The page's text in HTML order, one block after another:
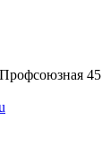
Профсоюзная 45